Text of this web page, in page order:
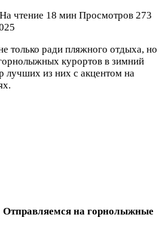
На чтение 18 мин Просмотров 273
только ради пляжного отдыха, но
курортов в зимний
лучших из них с акцентом на
Отправляемся на горнолыжные